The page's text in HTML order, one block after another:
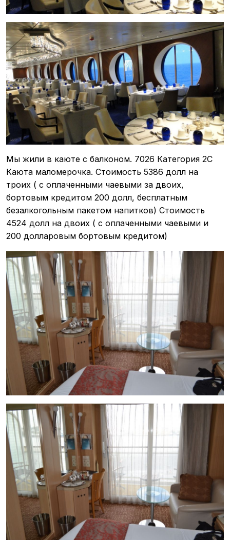
Мы жили в каюте с балконом. 7026 Категория 2C
Каюта маломерочка. Стоимость 5386 долл на
троих ( с оплаченными чаевыми за двоих,
бортовым кредитом 200 долл, бесплатным
безалкогольным пакетом напитков) Стоимость
4524 долл на двоих ( с оплаченными чаевыми и
200 долларовым бортовым кредитом)